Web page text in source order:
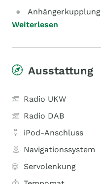
Anhängerkupplung
Weiterlesen
Ausstattung
Radio UKW
Radio DAB
iPod-Anschluss
Navigationssystem
Servolenkung